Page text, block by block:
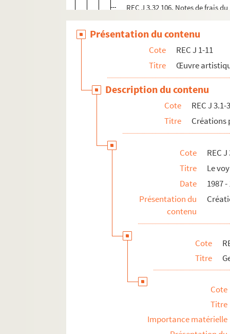
REC J 3.32 106. Notes de frais
REC J 3.32 108. Bilan
REC J 3.32 109. Dossier
REC J 3.32 110. Journal
REC J 3.32 111. Autorisations
REC J 3.32 112. Contrat
REC J 3.32 113-138. Promotion
REC J 3.33 1-9. Le nain
REC J 3.34 1-20. Astérix et la potion
REC J 3.35 1-17. Les aventures du
REC J 3.36 1-90. La poudre
REC J 3.37 1-13. Le petit retable de
REC J 3.39 1-6. Les amants de
REC J 3.40 1-3. Manger ours manger
REC J 4.1-27. Accueil au Théâtre des
REC J 5.1-24. Projets inaboutis.
REC J 7.1-2. Droits d'auteur
Présentation du contenu
Cote
REC J 1-11
Titre
Œuvre
Description du contenu
Cote
REC J 3.1-
Titre
Créations
Cote
REC
Titre
Le
Date
1987 -
Présentation du
contenu
Cote
Titre
Cote
Titre
Importance matérielle